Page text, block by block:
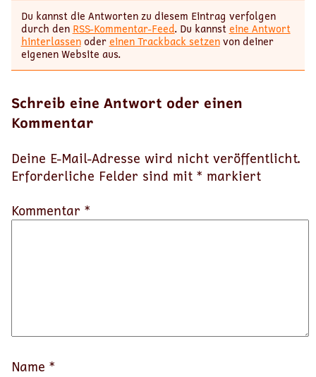
Du kannst die Antworten zu diesem Eintrag verfolgen
durch den RSS-Kommentar-Feed. Du kannsteine Antwort
hinterlassenodereinen Trackback setzenvon deiner
eigenen Website aus.
Schreib eine Antwort oder einen
Kommentar
Deine E-Mail-Adresse wird nicht veröffentlicht.
Erforderliche Felder sind mit * markiert
Kommentar *
Name *